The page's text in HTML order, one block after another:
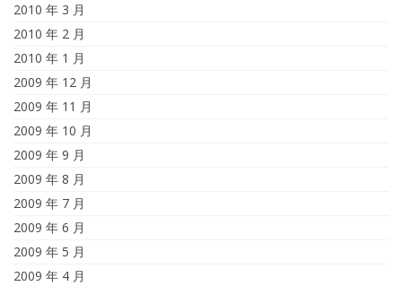
2010 年 3 月
2010 年 2 月
2010 年 1 月
2009 年 12 月
2009 年 11 月
2009 年 10 月
2009 年 9 月
2009 年 8 月
2009 年 7 月
2009 年 6 月
2009 年 5 月
2009 年 4 月